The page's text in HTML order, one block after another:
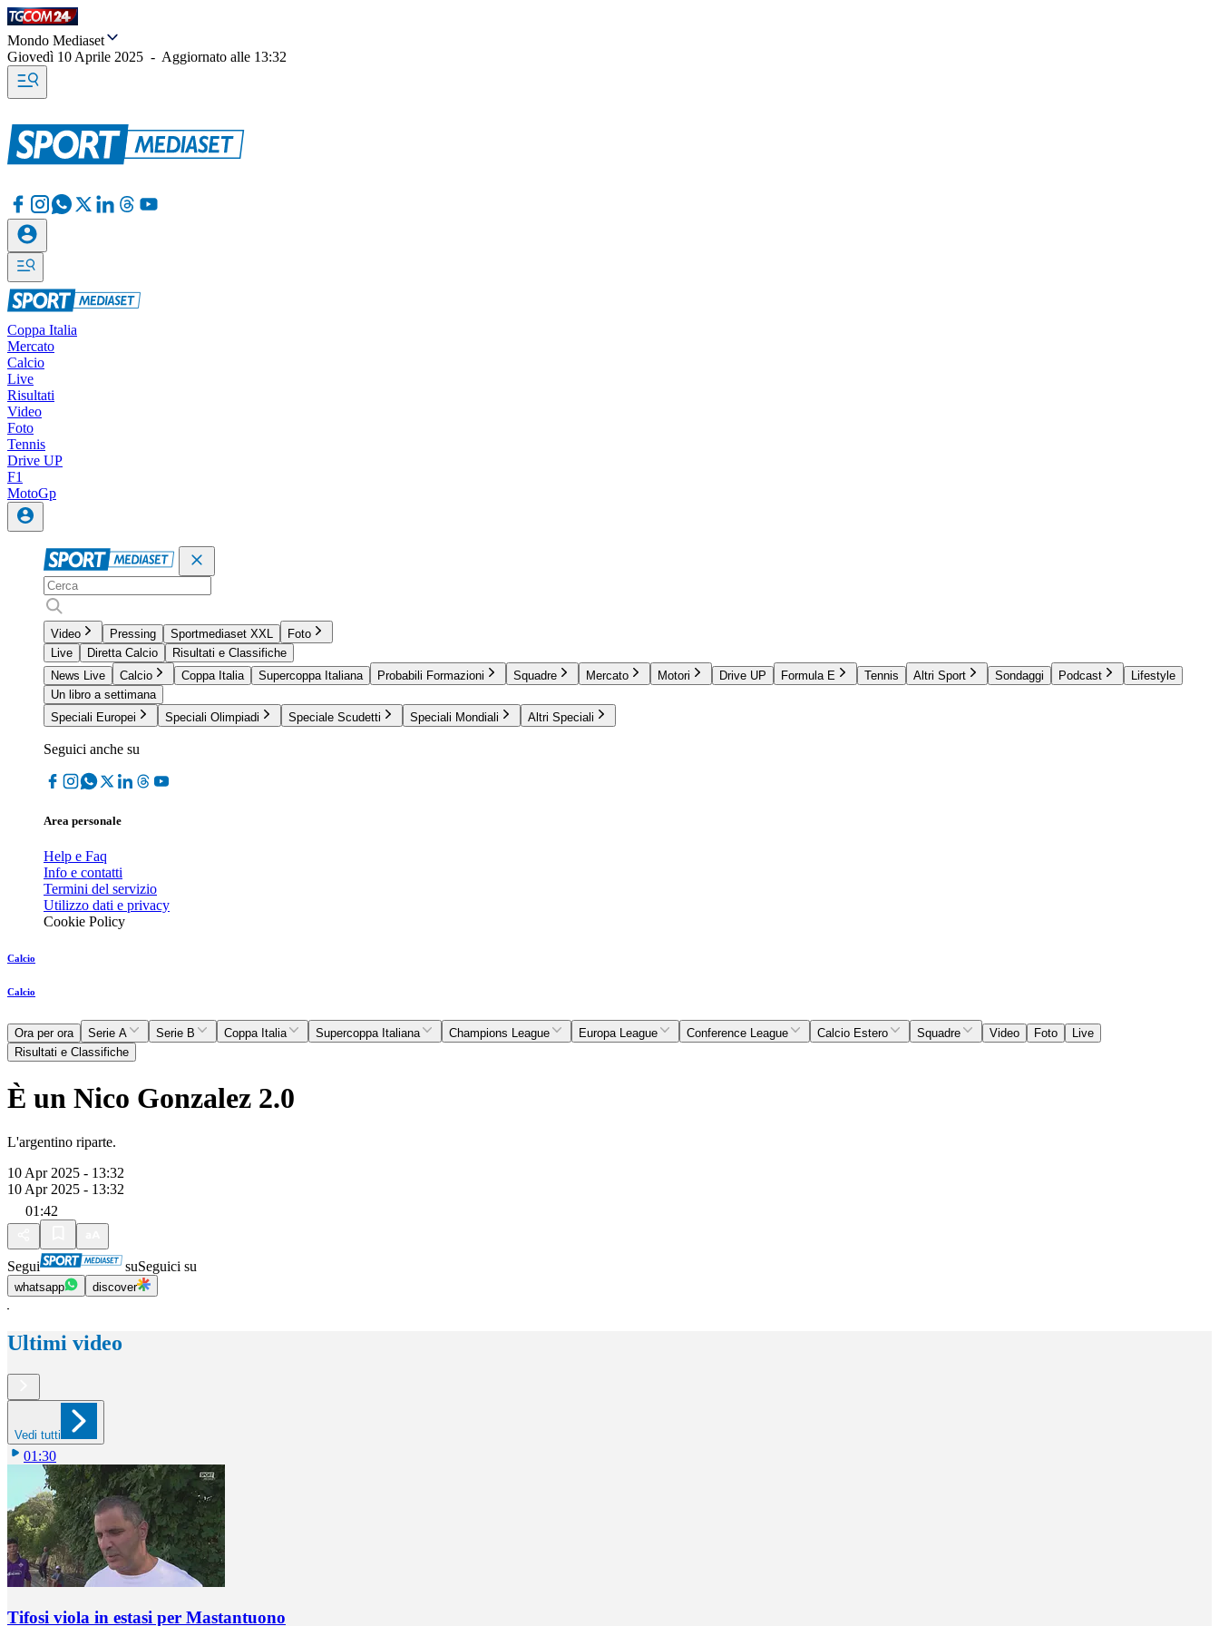
Mondo Mediaset
Giovedì 10 Aprile 2025 - Aggiornato alle 13:32
Coppa Italia
Mercato
Calcio
Live
Risultati
Video
Foto
Tennis
Drive UP
F1
MotoGp
Video Pressing Sportmediaset XXL
Foto
Live
Diretta Calcio
Risultati e Classifiche
News Live
Calcio Coppa Italia Supercoppa Italiana Probabili Formazioni Squadre Mercato Motori Drive UP Formula E Tennis Altri Sport Sondaggi Podcast
Lifestyle
Un libro a settimana
Speciali Europei
Speciali Olimpiadi Speciale Scudetti Speciali Mondiali Altri Speciali
Seguici anche su
Area personale
Help e Faq
Info e contatti
Termini del servizio
Utilizzo dati e privacy
Cookie Policy
Calcio
Calcio
Ora per ora Serie A Serie B Coppa Italia Supercoppa Italiana Champions League Europa League Conference League Calcio Estero Squadre Video Foto
Live
Risultati e Classifiche
È un Nico Gonzalez 2.0
L'argentino riparte.
10 Apr 2025 - 13:32
10 Apr 2025 - 13:32
01:42
Segui suSeguici su
whatsapp discover
Ultimi video
Vedi tutti
01:30
Tifosi viola in estasi per Mastantuono